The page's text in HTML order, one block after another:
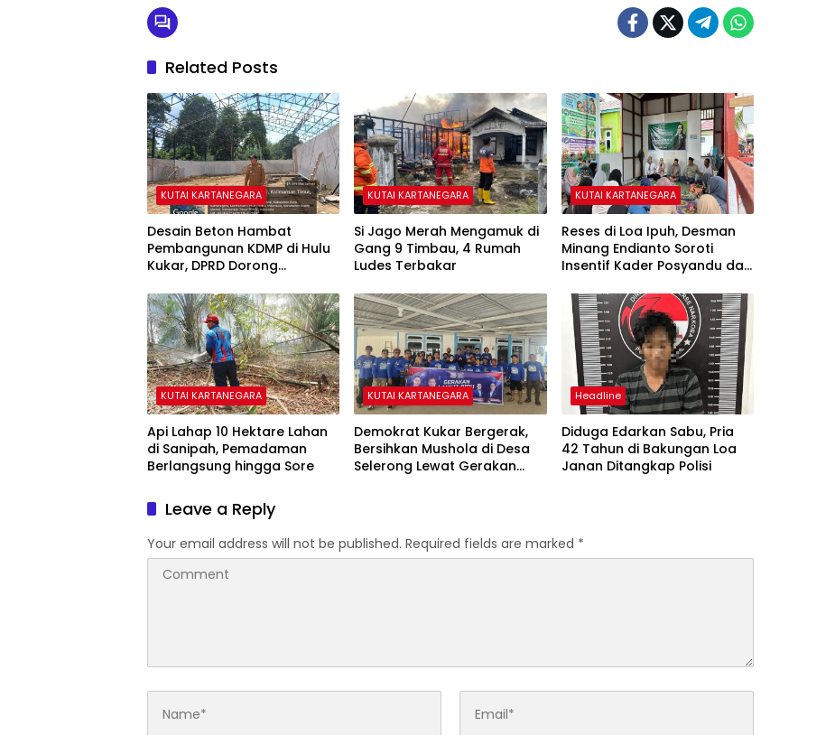
Related Posts
KUTAI KARTANEGARA
Desain Beton Hambat
Pembangunan KDMP di Hulu
Kukar, DPRD Dorong
KUTAI KARTANEGARA
Si Jago Merah Mengamuk di
Gang 9 Timbau, 4 Rumah
Ludes Terbakar
KUTAI KARTANEGARA
Reses di Loa Ipuh, Desman
Minang Endianto Soroti
Insentif Kader Posyandu dan
KUTAI KARTANEGARA
Api Lahap 10 Hektare Lahan
di Sanipah, Pemadaman
Berlangsung hingga Sore
KUTAI KARTANEGARA
Demokrat Kukar Bergerak,
Bersihkan Mushola di Desa
Selerong Lewat Gerakan
Headline
Diduga Edarkan Sabu, Pria
42 Tahun di Bakungan Loa
Janan Ditangkap Polisi
Leave a Reply
Your email address will not be published. Required fields are marked *